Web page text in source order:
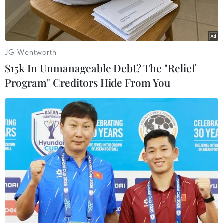
Ảnh minh họa. (Ảnh: Quý Trung/TTXVN)
Theo Trung tâm dự báo khí tượng thủy văn
Trung ương, hiện nay (21/11), bộ phận không
khí lạnh đã báo vẫn đang di chuyển xuống phía
Nam.
JG Wentworth
$15k In Unmanageable Debt? The "Relief
Program" Creditors Hide From You